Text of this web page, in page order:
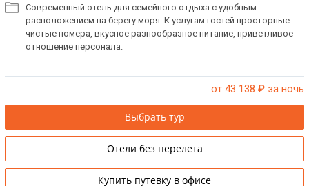
Современный отель для семейного отдыха с удобным
расположением на берегу моря. К услугам гостей просторные
чистые номера, вкусное разнообразное питание, приветливое
отношение персонала.
от 43 138 ₽ за ночь
Выбрать тур
Отели без перелета
Купить путевку в офисе